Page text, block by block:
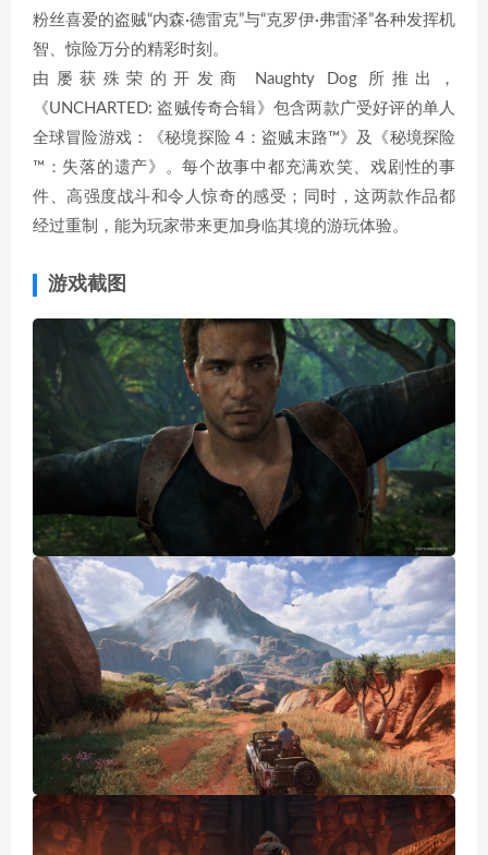
粉丝喜爱的盗贼“内森·德雷克”与“克罗伊·弗雷泽”各种发挥机
智、惊险万分的精彩时刻。
由屡获殊荣的开发商 Naughty Dog 所推出，
《UNCHARTED: 盗贼传奇合辑》包含两款广受好评的单人
全球冒险游戏：《秘境探险 4：盗贼末路™》及《秘境探险
™：失落的遗产》。每个故事中都充满欢笑、戏剧性的事
件、高强度战斗和令人惊奇的感受；同时，这两款作品都
经过重制，能为玩家带来更加身临其境的游玩体验。
游戏截图